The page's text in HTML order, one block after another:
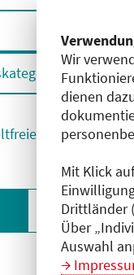
Wir
dienen
Mit Klick
Drittländer
Über
Auswahl
Fortbildungen
Filter